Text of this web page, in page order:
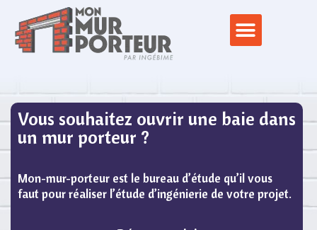
Vous souhaitez ouvrir une baie dans
un mur porteur ?
Mon-mur-porteur est le bureau d’étude qu’il vous
faut pour réaliser l’étude d’ingénierie de votre projet.